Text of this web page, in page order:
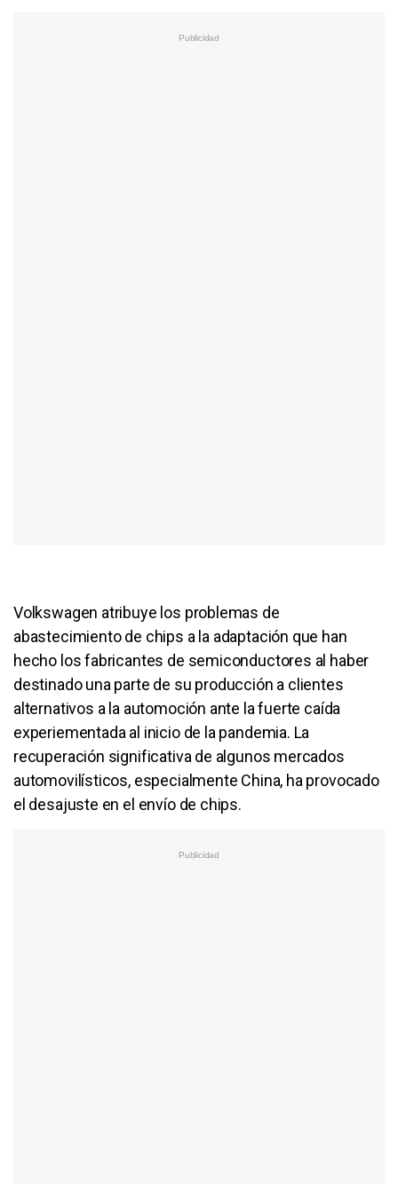
Volkswagen atribuye los problemas de
abastecimiento de chips a la adaptación que han
hecho los fabricantes de semiconductores al haber
destinado una parte de su producción a clientes
alternativos a la automoción ante la fuerte caída
experiementada al inicio de la pandemia. La
recuperación significativa de algunos mercados
automovilísticos, especialmente China, ha provocado
el desajuste en el envío de chips.